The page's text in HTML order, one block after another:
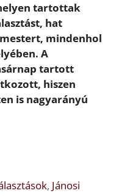
tartottak
hat
mindenhol
A
tartott
hiszen
is nagyarányú
, Jánosi